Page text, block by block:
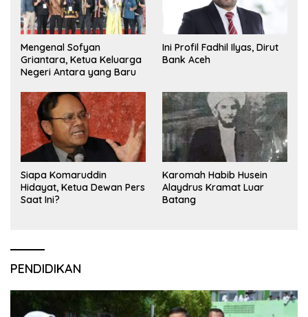
Mengenal Sofyan
Griantara, Ketua Keluarga
Negeri Antara yang Baru
Ini Profil Fadhil Ilyas, Dirut
Bank Aceh
Siapa Komaruddin
Hidayat, Ketua Dewan Pers
Saat Ini?
Karomah Habib Husein
Alaydrus Kramat Luar
Batang
PENDIDIKAN